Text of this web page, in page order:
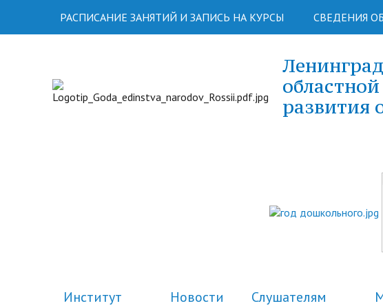
РАСПИСАНИЕ ЗАНЯТИЙ И ЗАПИСЬ НА КУРСЫ СВЕДЕНИЯ
развития
Институт Новости Слушателям